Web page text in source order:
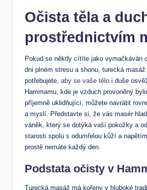
Očista těla a
prostřednictvím⁤
Pokud se někdy cítíte⁤ jako vymačkáván
dni plném stresu ⁣a shonu, turecká
‌potřebujete, aby se vaše tělo i duše
Hammamu, kde je vzduch ​provoněný
příjemně uklidňující, ​můžete navrátit⁣
a myslí. Představte si, že vás masér
váněk, který se dotýká vaší‍ pokožky a
starosti ​spolu s odumřelou‍ kůží a
prostě nemáte každý den.
Podstata ​očisty v
Turecká masáž má⁣ kořeny v hluboké